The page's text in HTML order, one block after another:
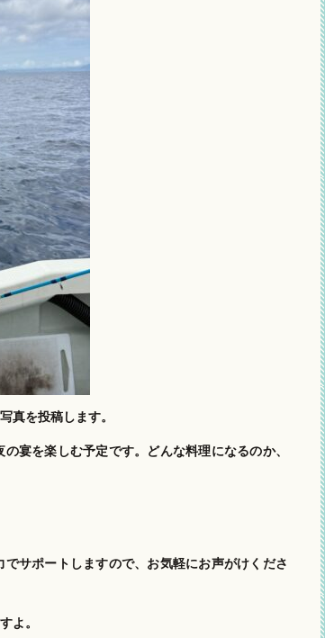
真を投稿します。
宴を楽しむ予定です。どんな料理になるのか、
サポートしますので、お気軽にお声がけくださ
よ。